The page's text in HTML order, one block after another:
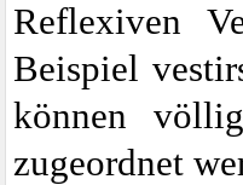
Reflexiven
Beispiel
können
zugeordnet